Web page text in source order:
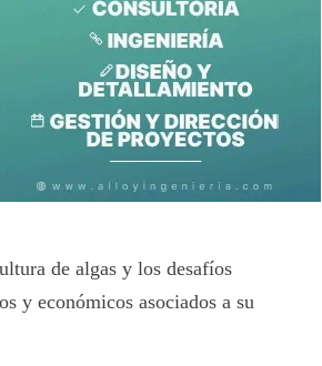
de algas y losdesafíos
y económicos asociados a su